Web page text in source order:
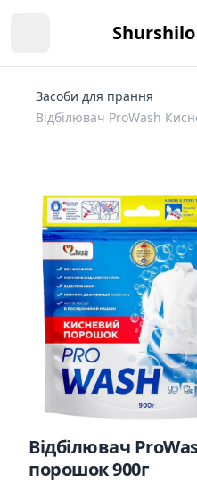
Shurshilo
Засоби для прання
Відбілювач ProWash
Відбілювач
порошок 900г